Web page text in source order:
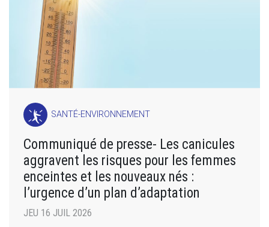
SANTÉ-ENVIRONNEMENT
Communiqué de presse- Les canicules
aggravent les risques pour les femmes
enceintes et les nouveaux nés :
l’urgence d’un plan d’adaptation
JEU 16 JUIL 2026